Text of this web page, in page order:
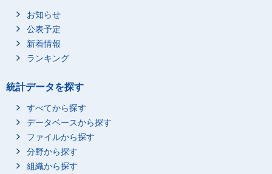
お知らせ
公表予定
新着情報
ランキング
統計データを探す
すべてから探す
データベースから探す
ファイルから探す
分野から探す
組織から探す